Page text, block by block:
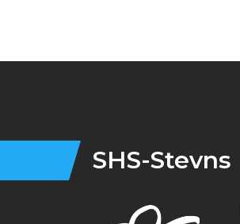
SHS-Stevns